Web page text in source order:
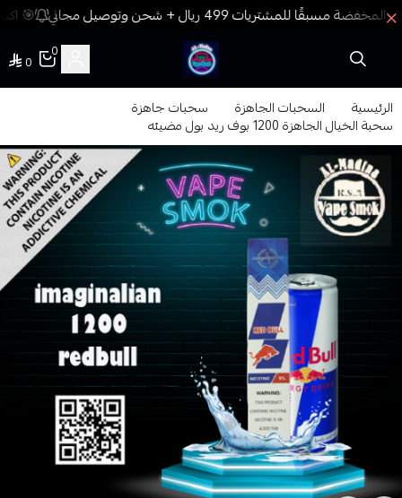
🎯
فيب المدينة
0
0
الرئيسية السحبات الجاهزة سحبات جاهزة
سحبة الخيال الجاهزة 1200 بوف ريد بول مضيئه